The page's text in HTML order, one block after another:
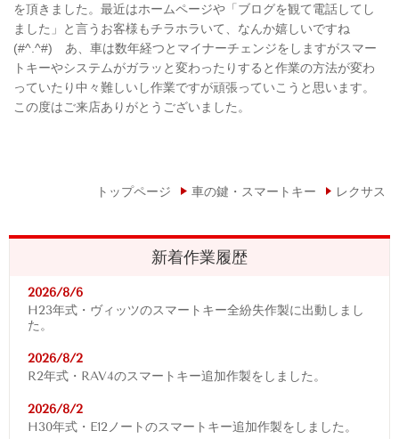
を頂きました。最近はホームページや「ブログを観て電話してし
ました」と言うお客様もチラホラいて、なんか嬉しいですね
(#^.^#) あ、車は数年経つとマイナーチェンジをしますがスマー
トキーやシステムがガラッと変わったりすると作業の方法が変わ
っていたり中々難しいし作業ですが頑張っていこうと思います。
この度はご来店ありがとうございました。
トップページ 車の鍵・スマートキー レクサス
新着作業履歴
2026/8/6
H23年式・ヴィッツのスマートキー全紛失作製に出動しまし
た。
2026/8/2
R2年式・RAV4のスマートキー追加作製をしました。
2026/8/2
H30年式・E12ノートのスマートキー追加作製をしました。